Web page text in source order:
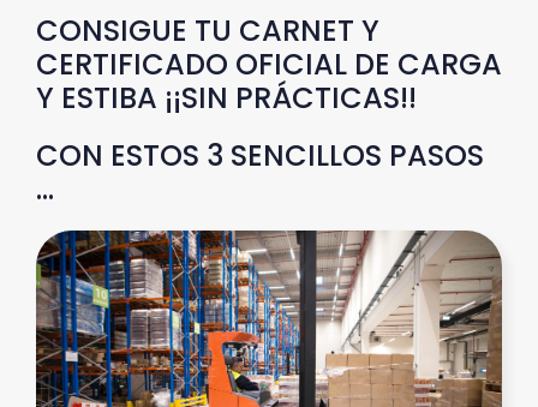
CONSIGUE TU CARNET Y
CERTIFICADO OFICIAL DE CARGA
Y ESTIBA ¡¡SIN PRÁCTICAS!!
CON ESTOS 3 SENCILLOS PASOS
…